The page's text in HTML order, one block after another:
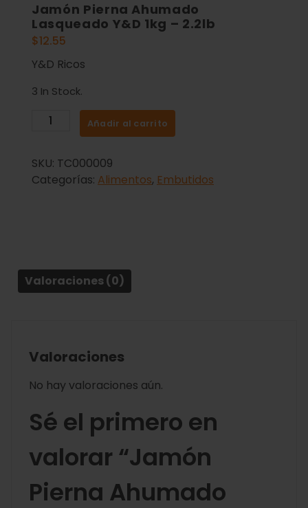
Jamón Pierna Ahumado
Lasqueado Y&D 1kg – 2.2lb
$12.55
Y&D Ricos
3 In Stock.
Añadir al carrito
SKU: TC000009
Categorías: Alimentos, Embutidos
Valoraciones (0)
Valoraciones
No hay valoraciones aún.
Sé el primero en
valorar “Jamón
Pierna Ahumado